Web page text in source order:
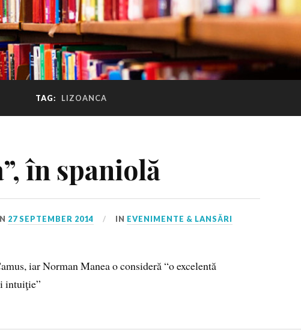
TAG: LIZOANCA
în spaniolă
27 SEPTEMBER 2014 IN EVENIMENTE & LANSĂRI
iar Norman Manea o consideră “o excelentă
intuiţie”